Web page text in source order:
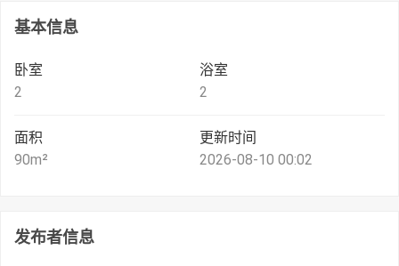
基本信息
卧室
2
浴室
2
面积
90m²
更新时间
2026-08-10 00:02
发布者信息